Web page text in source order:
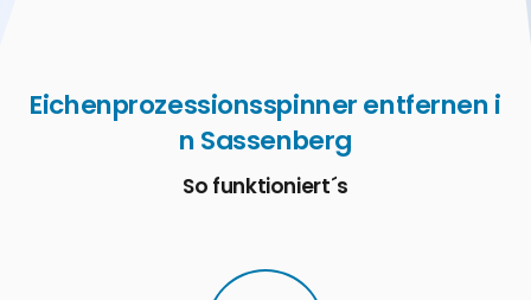
Eichenprozessionsspinner entfernen i
n Sassenberg
So funktioniert´s